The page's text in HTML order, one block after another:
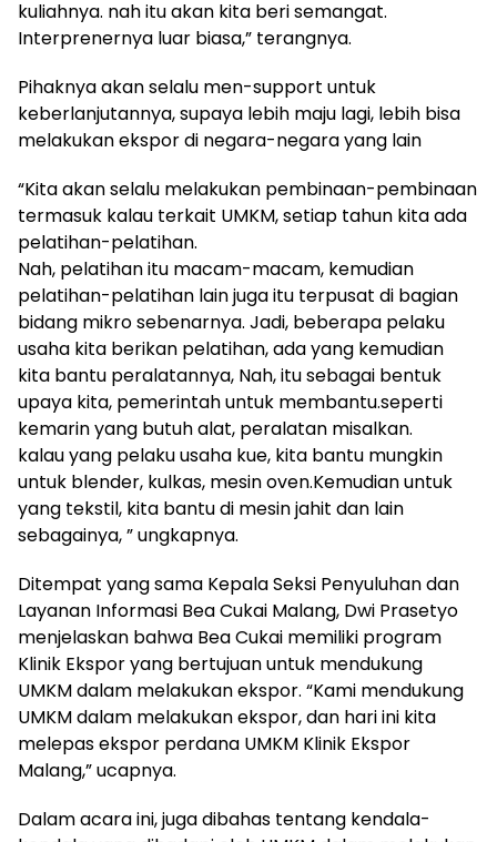
kuliahnya. nah itu akan kita beri semangat.
Interprenernya luar biasa,” terangnya.
Pihaknya akan selalu men-support untuk
keberlanjutannya, supaya lebih maju lagi, lebih bisa
melakukan ekspor di negara-negara yang lain
“Kita akan selalu melakukan pembinaan-pembinaan
termasuk kalau terkait UMKM, setiap tahun kita ada
pelatihan-pelatihan.
Nah, pelatihan itu macam-macam, kemudian
pelatihan-pelatihan lain juga itu terpusat di bagian
bidang mikro sebenarnya. Jadi, beberapa pelaku
usaha kita berikan pelatihan, ada yang kemudian
kita bantu peralatannya, Nah, itu sebagai bentuk
upaya kita, pemerintah untuk membantu.seperti
kemarin yang butuh alat, peralatan misalkan.
kalau yang pelaku usaha kue, kita bantu mungkin
untuk blender, kulkas, mesin oven.Kemudian untuk
yang tekstil, kita bantu di mesin jahit dan lain
sebagainya, ” ungkapnya.
Ditempat yang sama Kepala Seksi Penyuluhan dan
Layanan Informasi Bea Cukai Malang, Dwi Prasetyo
menjelaskan bahwa Bea Cukai memiliki program
Klinik Ekspor yang bertujuan untuk mendukung
UMKM dalam melakukan ekspor. “Kami mendukung
UMKM dalam melakukan ekspor, dan hari ini kita
melepas ekspor perdana UMKM Klinik Ekspor
Malang,” ucapnya.
Dalam acara ini, juga dibahas tentang kendala-